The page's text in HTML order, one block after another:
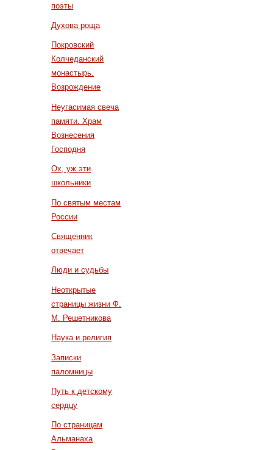
поэты
Духова роща
Покровский
Колчеданский
монастырь.
Возрождение
Неугасимая свеча
памяти. Храм
Вознесения
Господня
Ох, уж эти
школьники
По святым местам
России
Священник
отвечает
Люди и судьбы
Неоткрытые
страницы жизни Ф.
М. Решетникова
Наука и религия
Записки
паломницы
Путь к детскому
сердцу
По страницам
Альманаха